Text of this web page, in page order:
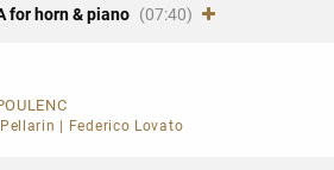
for horn & piano (07:40)
Federico Lovato